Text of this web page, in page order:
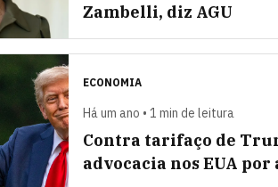
Zambelli, diz AGU
ECONOMIA
Há um ano • 1 min de leitura
Contra tarifaço de
advocacia nos EUA por